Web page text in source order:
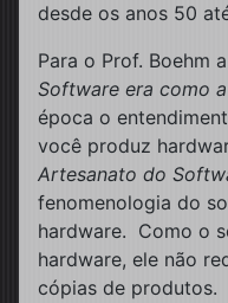
desde os anos 50
Para o Prof. Boehm a
Software era como
época o
você produz
Artesanato do
fenomenologia do
hardware. Como o
hardware, ele não
cópias de produtos.